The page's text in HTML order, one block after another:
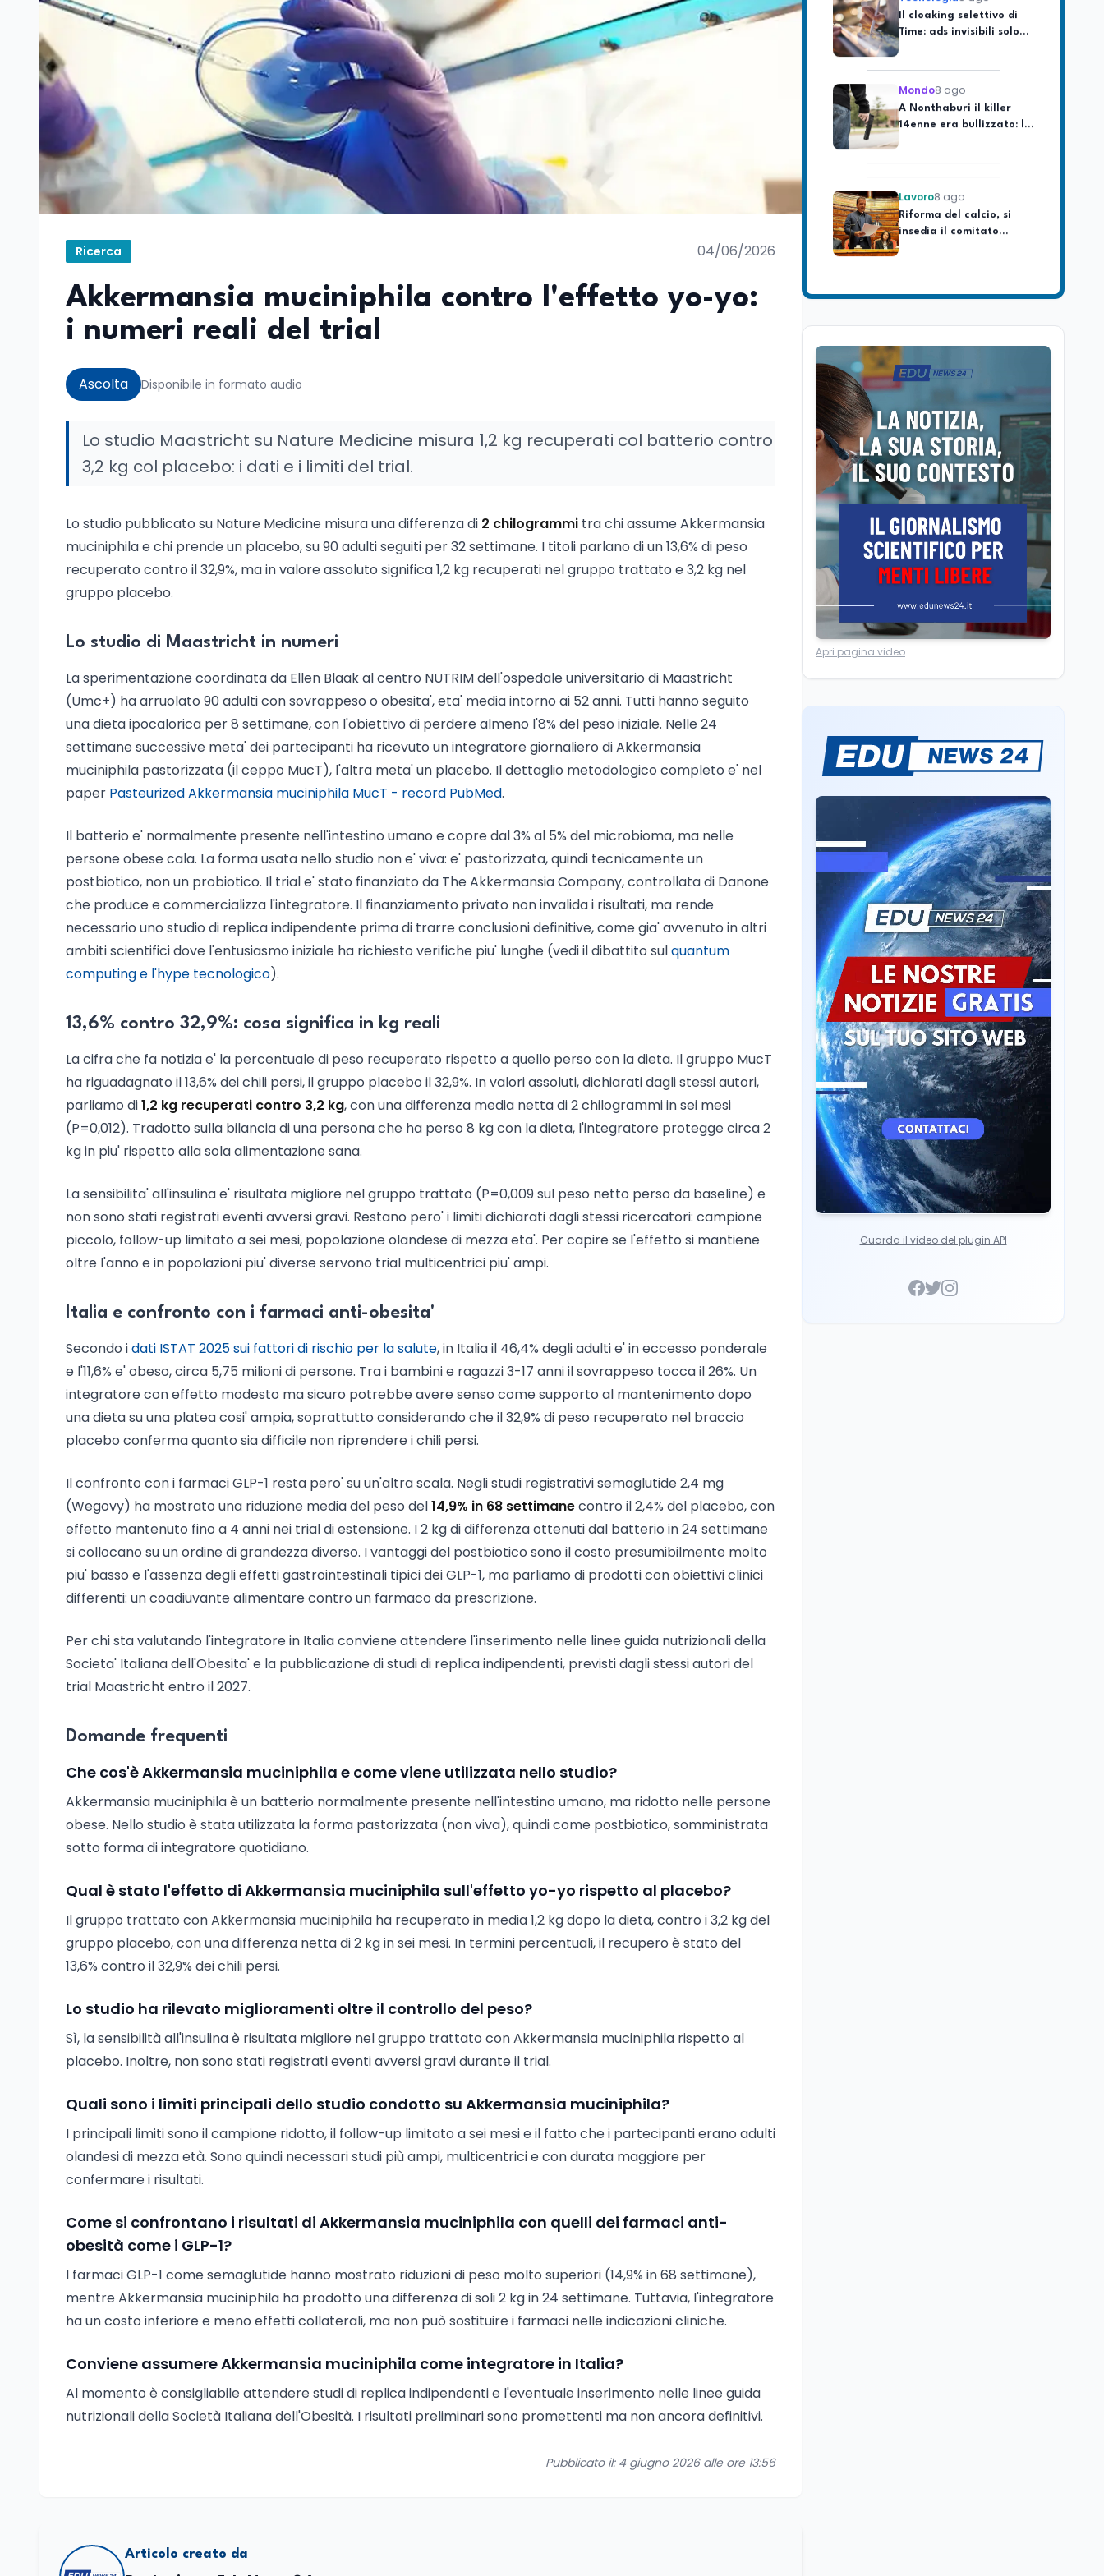
Ricerca 04/06/2026
Akkermansia muciniphila contro l'effetto yo-yo:
i numeri reali del trial
Ascolta Disponibile in formato audio
Lo studio Maastricht su Nature Medicine misura 1,2 kg recuperati col batterio contro
3,2 kg col placebo: i dati e i limiti del trial.
Lo studio pubblicato su Nature Medicine misura una differenza di 2 chilogrammi tra chi assume Akkermansia
muciniphila e chi prende un placebo, su 90 adulti seguiti per 32 settimane. I titoli parlano di un 13,6% di peso
recuperato contro il 32,9%, ma in valore assoluto significa 1,2 kg recuperati nel gruppo trattato e 3,2 kg nel
gruppo placebo.
Lo studio di Maastricht in numeri
La sperimentazione coordinata da Ellen Blaak al centro NUTRIM dell'ospedale universitario di Maastricht
(Umc+) ha arruolato 90 adulti con sovrappeso o obesita', eta' media intorno ai 52 anni. Tutti hanno seguito
una dieta ipocalorica per 8 settimane, con l'obiettivo di perdere almeno l'8% del peso iniziale. Nelle 24
settimane successive meta' dei partecipanti ha ricevuto un integratore giornaliero di Akkermansia
muciniphila pastorizzata (il ceppo MucT), l'altra meta' un placebo. Il dettaglio metodologico completo e' nel
paper Pasteurized Akkermansia muciniphila MucT - record PubMed.
Il batterio e' normalmente presente nell'intestino umano e copre dal 3% al 5% del microbioma, ma nelle
persone obese cala. La forma usata nello studio non e' viva: e' pastorizzata, quindi tecnicamente un
postbiotico, non un probiotico. Il trial e' stato finanziato da The Akkermansia Company, controllata di Danone
che produce e commercializza l'integratore. Il finanziamento privato non invalida i risultati, ma rende
necessario uno studio di replica indipendente prima di trarre conclusioni definitive, come gia' avvenuto in altri
ambiti scientifici dove l'entusiasmo iniziale ha richiesto verifiche piu' lunghe (vedi il dibattito sulquantum
computing e l'hype tecnologico).
13,6% contro 32,9%: cosa significa in kg reali
La cifra che fa notizia e' la percentuale di peso recuperato rispetto a quello perso con la dieta. Il gruppo MucT
ha riguadagnato il 13,6% dei chili persi, il gruppo placebo il 32,9%. In valori assoluti, dichiarati dagli stessi autori,
parliamo di1,2 kg recuperati contro 3,2 kg, con una differenza media netta di 2 chilogrammi in sei mesi
(P=0,012). Tradotto sulla bilancia di una persona che ha perso 8 kg con la dieta, l'integratore protegge circa 2
kg in piu' rispetto alla sola alimentazione sana.
La sensibilita' all'insulina e' risultata migliore nel gruppo trattato (P=0,009 sul peso netto perso da baseline) e
non sono stati registrati eventi avversi gravi. Restano pero' i limiti dichiarati dagli stessi ricercatori: campione
piccolo, follow-up limitato a sei mesi, popolazione olandese di mezza eta'. Per capire se l'effetto si mantiene
oltre l'anno e in popolazioni piu' diverse servono trial multicentrici piu' ampi.
Italia e confronto con i farmaci anti-obesita'
Secondo idati ISTAT 2025 sui fattori di rischio per la salute, in Italia il 46,4% degli adulti e' in eccesso ponderale
e l'11,6% e' obeso, circa 5,75 milioni di persone. Tra i bambini e ragazzi 3-17 anni il sovrappeso tocca il 26%. Un
integratore con effetto modesto ma sicuro potrebbe avere senso come supporto al mantenimento dopo
una dieta su una platea cosi' ampia, soprattutto considerando che il 32,9% di peso recuperato nel braccio
placebo conferma quanto sia difficile non riprendere i chili persi.
Il confronto con i farmaci GLP-1 resta pero' su un'altra scala. Negli studi registrativi semaglutide 2,4 mg
(Wegovy) ha mostrato una riduzione media del peso del14,9% in 68 settimanecontro il 2,4% del placebo, con
effetto mantenuto fino a 4 anni nei trial di estensione. I 2 kg di differenza ottenuti dal batterio in 24 settimane
si collocano su un ordine di grandezza diverso. I vantaggi del postbiotico sono il costo presumibilmente molto
piu' basso e l'assenza degli effetti gastrointestinali tipici dei GLP-1, ma parliamo di prodotti con obiettivi clinici
differenti: un coadiuvante alimentare contro un farmaco da prescrizione.
Per chi sta valutando l'integratore in Italia conviene attendere l'inserimento nelle linee guida nutrizionali della
Societa' Italiana dell'Obesita' e la pubblicazione di studi di replica indipendenti, previsti dagli stessi autori del
trial Maastricht entro il 2027.
Domande frequenti
Che cos'è Akkermansia muciniphila e come viene utilizzata nello studio?
Akkermansia muciniphila è un batterio normalmente presente nell'intestino umano, ma ridotto nelle persone
obese. Nello studio è stata utilizzata la forma pastorizzata (non viva), quindi come postbiotico, somministrata
sotto forma di integratore quotidiano.
Qual è stato l'effetto di Akkermansia muciniphila sull'effetto yo-yo rispetto al placebo?
Il gruppo trattato con Akkermansia muciniphila ha recuperato in media 1,2 kg dopo la dieta, contro i 3,2 kg del
gruppo placebo, con una differenza netta di 2 kg in sei mesi. In termini percentuali, il recupero è stato del
13,6% contro il 32,9% dei chili persi.
Lo studio ha rilevato miglioramenti oltre il controllo del peso?
Sì, la sensibilità all'insulina è risultata migliore nel gruppo trattato con Akkermansia muciniphila rispetto al
placebo. Inoltre, non sono stati registrati eventi avversi gravi durante il trial.
Quali sono i limiti principali dello studio condotto su Akkermansia muciniphila?
I principali limiti sono il campione ridotto, il follow-up limitato a sei mesi e il fatto che i partecipanti erano adulti
olandesi di mezza età. Sono quindi necessari studi più ampi, multicentrici e con durata maggiore per
confermare i risultati.
Come si confrontano i risultati di Akkermansia muciniphila con quelli dei farmaci anti-
obesità come i GLP-1?
I farmaci GLP-1 come semaglutide hanno mostrato riduzioni di peso molto superiori (14,9% in 68 settimane),
mentre Akkermansia muciniphila ha prodotto una differenza di soli 2 kg in 24 settimane. Tuttavia, l'integratore
ha un costo inferiore e meno effetti collaterali, ma non può sostituire i farmaci nelle indicazioni cliniche.
Conviene assumere Akkermansia muciniphila come integratore in Italia?
Al momento è consigliabile attendere studi di replica indipendenti e l'eventuale inserimento nelle linee guida
nutrizionali della Società Italiana dell'Obesità. I risultati preliminari sono promettenti ma non ancora definitivi.
Pubblicato il: 4 giugno 2026 alle ore 13:56
Articolo creato da
Time: ads invisibili solo
per i chatbot AI
Mondo8 ago
A Nonthaburi il killer
14enne era bullizzato: la
CZ-75 era del nonno
Lavoro8 ago
Riforma del calcio, si
insedia il comitato
ristretto al Senato. La
europea in memoria
dei minatori morti a
Marcinelle nel 1956
Università statali, il
Fondo ordinario 2026
sale a 9,415 miliardi, c'è
la firma della ministra
Bernini sul decreto
Tecnologia8 ago
Il cloaking selettivo di
Time: ads invisibili solo
per i chatbot AI
Mondo8 ago
A Nonthaburi il killer
14enne era bullizzato: la
Lavoro8 ago
Riforma del calcio, si
Mario Occhiuto
L'8 agosto è la Giornata
europea in memoria
Istituita dal Parlamento
di Strasburgo in ricordo
dei minatori morti a
Marcinelle nel 1956
Università8 ago
Università statali, il
Fondo ordinario 2026
sale a 9,415 miliardi, c'è
la firma della ministra
Bernini sul decreto
Tecnologia8 ago
Il cloaking selettivo di
Time: ads invisibili solo
per i chatbot AI
Mondo8 ago
A Nonthaburi il killer
14enne era bullizzato: la
CZ-75 era del nonno
Apri pagina video
Guarda il video del plugin API